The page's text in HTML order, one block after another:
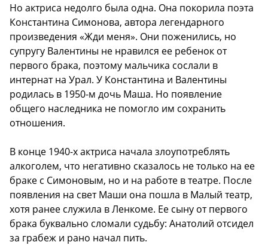
Но актриса недолго была одна. Она покорила поэта
Константина Симонова, автора легендарного
произведения «Жди меня». Они поженились, но
супругу Валентины не нравился ее ребенок от
первого брака, поэтому мальчика сослали в
интернат на Урал. У Константина и Валентины
родилась в 1950-м дочь Маша. Но появление
общего наследника не помогло им сохранить
отношения.
В конце 1940-х актриса начала злоупотреблять
алкоголем, что негативно сказалось не только на ее
браке с Симоновым, но и на работе в театре. После
появления на свет Маши она пошла в Малый театр,
хотя ранее служила в Ленкоме. Ее сыну от первого
брака буквально сломали судьбу: Анатолий отсидел
за грабеж и рано начал пить.